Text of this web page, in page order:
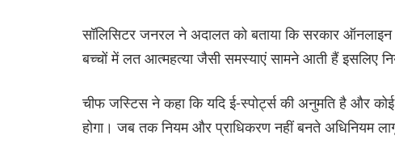
सॉलिसिटर जनरल ने अदालत को बताया कि सरकार ऑनलाइन
बच्चों में लत आत्महत्या जैसी समस्याएं सामने आती हैं इसलिए
चीफ जस्टिस ने कहा कि यदि ई-स्पोर्ट्स की अनुमति है और कोई
होगा। जब तक नियम और प्राधिकरण नहीं बनते अधिनियम